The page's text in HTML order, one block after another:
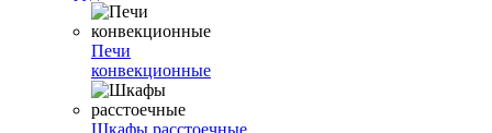
Печи
конвекционные
Шкафы расстоечные